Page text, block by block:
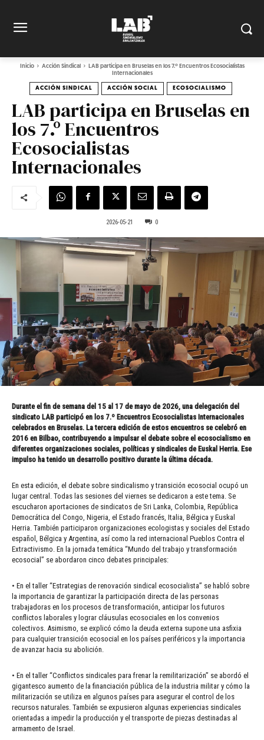
Inicio Acción Sindical
LAB participa en Bruselas en los 7.º Encuentros Ecosocialistas
Internacionales
ACCIÓN SINDICAL ACCIÓN SOCIAL ECOSOCIALISMO
LAB participa en Bruselas en
los 7.º Encuentros
Ecosocialistas
Internacionales
2026-05-21 0
Durante el fin de semana del 15 al 17 de mayo de 2026, una delegación del
sindicato LAB participó en los 7.º Encuentros Ecosocialistas Internacionales
celebrados en Bruselas. La tercera edición de estos encuentros se celebró en
2016 en Bilbao, contribuyendo a impulsar el debate sobre el ecosocialismo en
diferentes organizaciones sociales, políticas y sindicales de Euskal Herria. Ese
impulso ha tenido un desarrollo positivo durante la última década.
En esta edición, el debate sobre sindicalismo y transición ecosocial ocupó un
lugar central. Todas las sesiones del viernes se dedicaron a este tema. Se
escucharon aportaciones de sindicatos de Sri Lanka, Colombia, República
Democrática del Congo, Nigeria, el Estado francés, Italia, Bélgica y Euskal
Herria. También participaron organizaciones ecologistas y sociales del Estado
español, Bélgica y Argentina, así como la red internacional Pueblos Contra el
Extractivismo. En la jornada temática “Mundo del trabajo y transformación
ecosocial” se abordaron cinco debates principales:
• En el taller “Estrategias de renovación sindical ecosocialista” se habló sobre
la importancia de garantizar la participación directa de las personas
trabajadoras en los procesos de transformación, anticipar los futuros
conflictos laborales y lograr cláusulas ecosociales en los convenios
colectivos. Asimismo, se explicó cómo la deuda externa supone una asfixia
para cualquier transición ecosocial en los países periféricos y la importancia
de avanzar hacia su abolición.
• En el taller “Conflictos sindicales para frenar la remilitarización” se abordó el
gigantesco aumento de la financiación pública de la industria militar y cómo la
militarización se utiliza en algunos países para asegurar el control de los
recursos naturales. También se expusieron algunas experiencias sindicales
orientadas a impedir la producción y el transporte de piezas destinadas al
armamento de Israel.